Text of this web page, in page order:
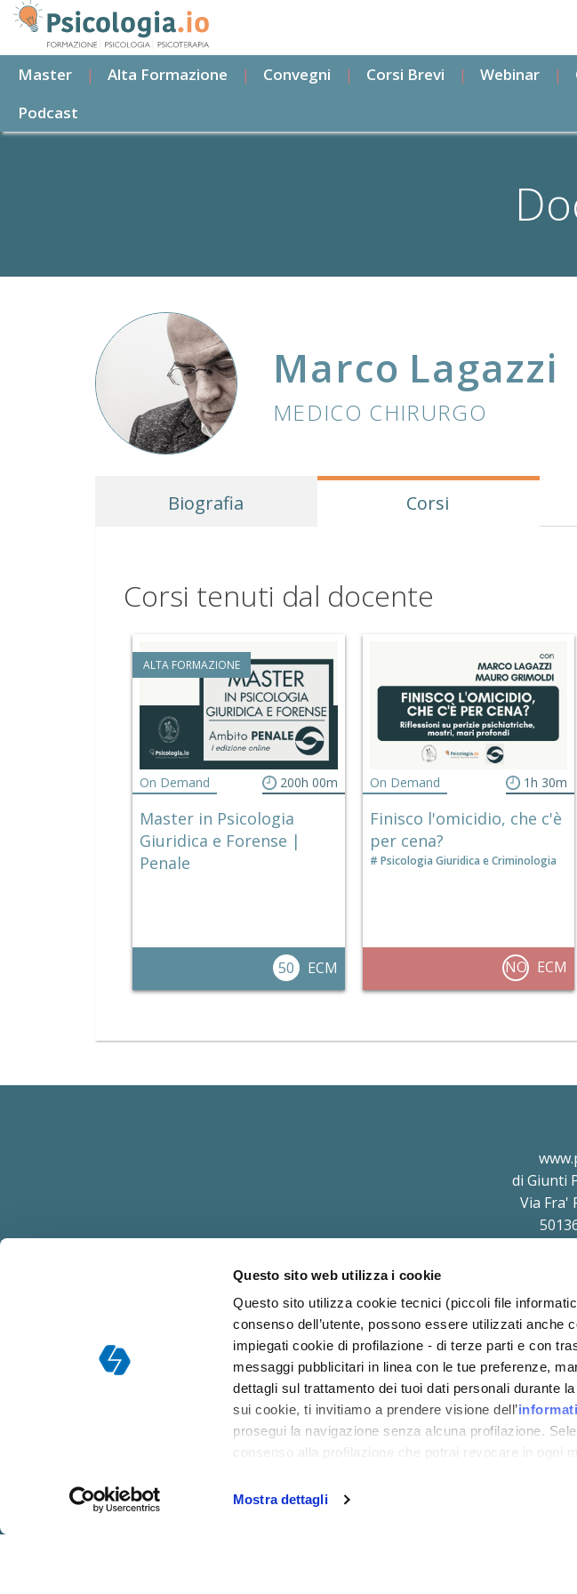
Questo sito web utilizza i cookie
Questo sito utilizza cookie tecnici (piccoli file
consenso dell’utente, possono essere utilizzati anche
impiegati cookie di profilazione - di terze parti e con
messaggi pubblicitari in linea con le tue preferenze,
dettagli sul trattamento dei tuoi dati personali durante
sui cookie, ti invitiamo a prendere visione dell’
prosegui la navigazione senza alcuna profilazione.
consenso alla profilazione che potrai revocare in ogni
Mostra dettagli
Salta
contenuto
principale
Master Alta Formazione Convegni Corsi Brevi Webinar
Podcast
Marco Lagazzi
MEDICO CHIRURGO
Biografia Corsi
Corsi tenuti dal docente
ALTA FORMAZIONE
On Demand 200h 00m
Master in Psicologia
Giuridica e Forense |
Penale
50 ECM
On Demand 1h 30m
Finisco l'omicidio, che c'è
per cena?
Psicologia Giuridica e Criminologia
NO ECM
di Giunti
Via Fra'
soggetta a direzione e
CHI
DOCENTI